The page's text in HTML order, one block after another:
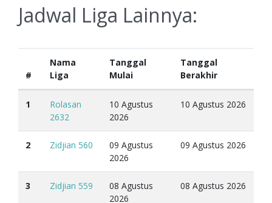
Jadwal Liga Lainnya:
#
Nama
Liga
Tanggal
Mulai
Tanggal
Berakhir
1
Rolasan
2632
10 Agustus
2026
10 Agustus 2026
2 Zidjian 560
09 Agustus
2026
09 Agustus 2026
3 Zidjian 559
08 Agustus
2026
08 Agustus 2026